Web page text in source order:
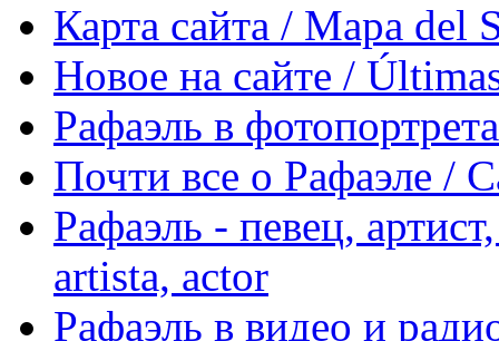
Карта сайта / Mapa del
Новое на сайте /
Рафаэль в
Почти все о Рафаэле /
Рафаэль - певец,
artista, actor
Рафаэль в видео и